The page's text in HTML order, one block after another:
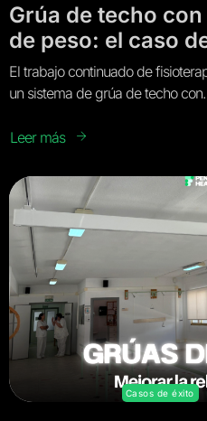
Grúa de techo
de peso: el caso
El trabajo continuado de
un sistema de grúa de techo
Leer más
Casos de éxito